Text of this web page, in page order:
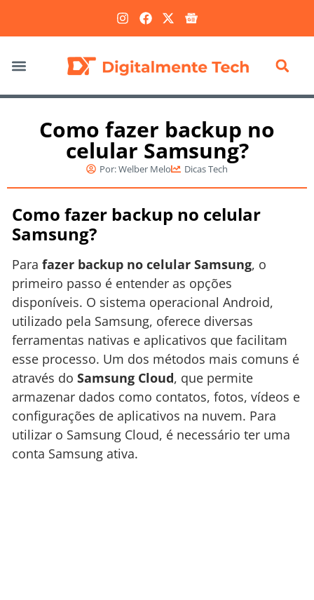
Como fazer backup no
celular Samsung?
Por:Welber Melo Dicas Tech
Como fazer backup no celular
Samsung?
Para fazer backup no celular Samsung, o
primeiro passo é entender as opções
disponíveis. O sistema operacional Android,
utilizado pela Samsung, oferece diversas
ferramentas nativas e aplicativos que facilitam
esse processo. Um dos métodos mais comuns é
através do Samsung Cloud, que permite
armazenar dados como contatos, fotos, vídeos e
configurações de aplicativos na nuvem. Para
utilizar o Samsung Cloud, é necessário ter uma
conta Samsung ativa.